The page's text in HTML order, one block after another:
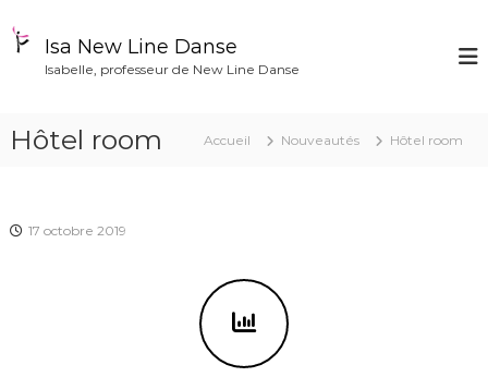
Isa New Line Danse
Isabelle, professeur de New Line Danse
Hôtel room Accueil Nouveautés Hôtel room
17 octobre 2019